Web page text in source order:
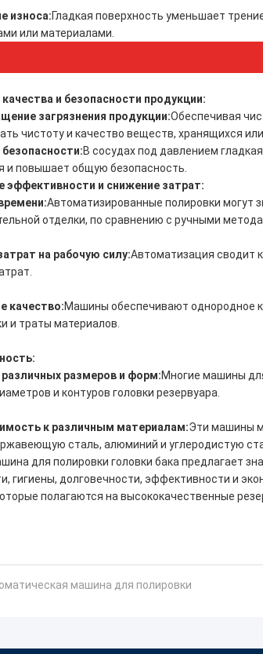
износа:Гладкая поверхность уменьшает
или материалами.
и безопасности продукции:
загрязнения продукции:Обеспечивая
чистоту и качество веществ, хранящихся
В сосудах под давлением
и повышает общую безопасность.
эффективности и снижение затрат:
Автоматизированные полировки могут
отделки, по сравнению с ручными
на рабочую силу:Автоматизация сводит
качество:Машины обеспечивают однородное
и траты материалов.
размеров и форм:Многие машины
и контуров головки резервуара.
к различным материалам:Эти машины
сталь, алюминий и углеродистую
для полировки головки бака предлагает
гигиены, долговечности, эффективности и
полагаются на высококачественные
машина для полировки